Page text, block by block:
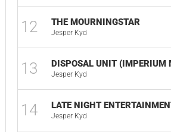
12 THE MOURNINGSTAR
Jesper Kyd
13 DISPOSAL UNIT (IMPERIUM
Jesper Kyd
14 LATE NIGHT
Jesper Kyd